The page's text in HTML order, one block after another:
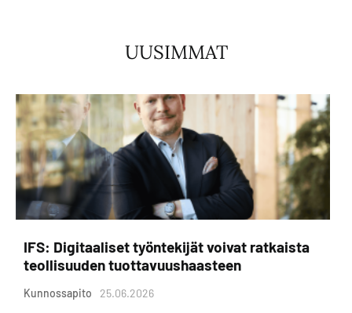
UUSIMMAT
IFS: Digitaaliset työntekijät voivat ratkaista
teollisuuden tuottavuushaasteen
Kunnossapito 25.06.2026